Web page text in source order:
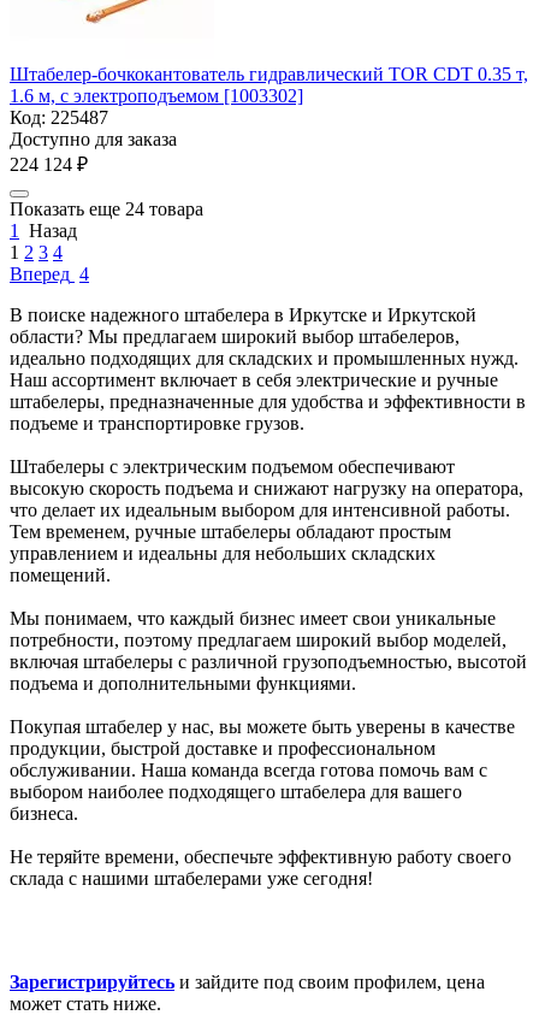
Штабелер-бочкокантователь гидравлический TOR CDT 0.35 т,
1.6 м, с электроподъемом [1003302]
Код: 225487
Доступно для заказа
224 124 ₽
Показать еще 24 товара
1
Назад
1 2 3 4
Вперед 4
В поиске надежного штабелера в Иркутске и Иркутской
области? Мы предлагаем широкий выбор штабелеров,
идеально подходящих для складских и промышленных нужд.
Наш ассортимент включает в себя электрические и ручные
штабелеры, предназначенные для удобства и эффективности в
подъеме и транспортировке грузов.
Штабелеры с электрическим подъемом обеспечивают
высокую скорость подъема и снижают нагрузку на оператора,
что делает их идеальным выбором для интенсивной работы.
Тем временем, ручные штабелеры обладают простым
управлением и идеальны для небольших складских
помещений.
Мы понимаем, что каждый бизнес имеет свои уникальные
потребности, поэтому предлагаем широкий выбор моделей,
включая штабелеры с различной грузоподъемностью, высотой
подъема и дополнительными функциями.
Покупая штабелер у нас, вы можете быть уверены в качестве
продукции, быстрой доставке и профессиональном
обслуживании. Наша команда всегда готова помочь вам с
выбором наиболее подходящего штабелера для вашего
бизнеса.
Не теряйте времени, обеспечьте эффективную работу своего
склада с нашими штабелерами уже сегодня!
Зарегистрируйтесь и зайдите под своим профилем, цена
может стать ниже.